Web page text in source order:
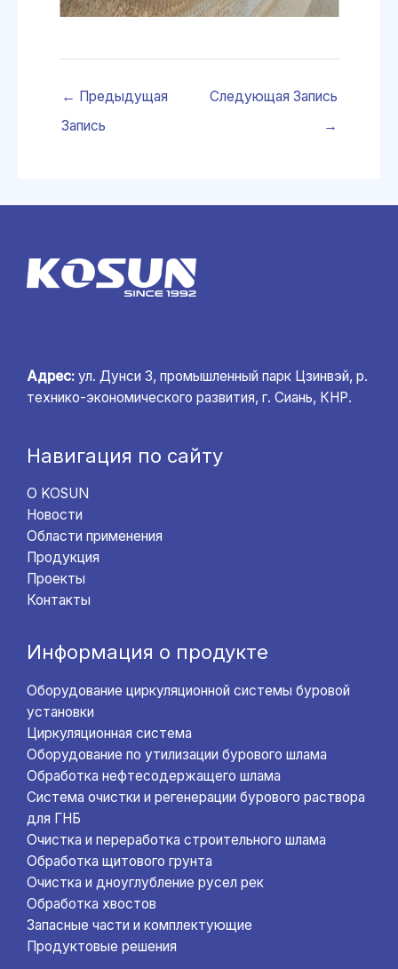
← Предыдущая
Запись
Следующая Запись
→
Адрес: ул. Дунси 3, промышленный парк Цзинвэй, р.
технико-экономического развития, г. Сиань, КНР.
Навигация по сайту
О KOSUN
Новости
Области применения
Продукция
Проекты
Контакты
Информация о продукте
Оборудование циркуляционной системы буровой
установки
Циркуляционная система
Оборудование по утилизации бурового шлама
Обработка нефтесодержащего шлама
Система очистки и регенерации бурового раствора
для ГНБ
Очистка и переработка строительного шлама
Обработка щитового грунта
Очистка и дноуглубление русел рек
Обработка хвостов
Запасные части и комплектующие
Продуктовые решения